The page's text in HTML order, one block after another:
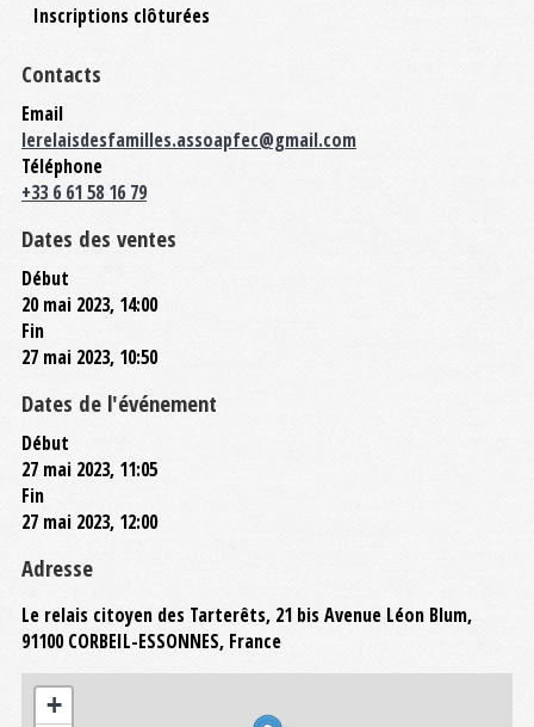
Inscriptions clôturées
Contacts
Email
lerelaisdesfamilles.assoapfec@gmail.com
Téléphone
+33 6 61 58 16 79
Dates des ventes
Début
20 mai 2023, 14:00
Fin
27 mai 2023, 10:50
Dates de l'événement
Début
27 mai 2023, 11:05
Fin
27 mai 2023, 12:00
Adresse
Le relais citoyen des Tarterêts, 21 bis Avenue Léon Blum,
91100 CORBEIL-ESSONNES, France
+